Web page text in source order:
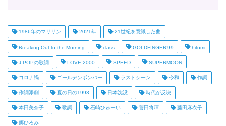
1986年のマリリン 2021年 21世紀を意識した曲
Breaking Out to the Morning class GOLDFINGER’99 hitomi
J-POPの歌詞 LOVE 2000 SPEED SUPERMOON
コロナ禍 ゴールデンボンバー ラストシーン 令和 作詞
作詞添削 夏の日の1993 日本沈没 時代が反映
本田美奈子 歌詞 石崎ひゅーい 菅田将暉 藤田麻衣子
郷ひろみ